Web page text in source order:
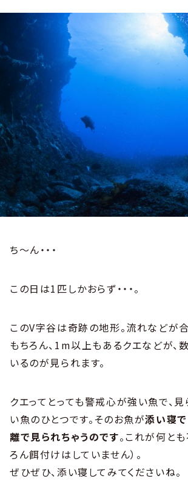
ち～ん・・・
この日は1匹しかおらず・・・。
このV字谷は奇跡の地形。流れなどが
もちろん、1m以上もあるクエなどが、
いるのが見られます。
クエってとっても警戒心が強い魚で、
い魚のひとつです。そのお魚が添い寝
離で見られちゃうのです。これが何とも
ろん餌付けはしていません）。
ぜひぜひ、添い寝してみてくださいね。